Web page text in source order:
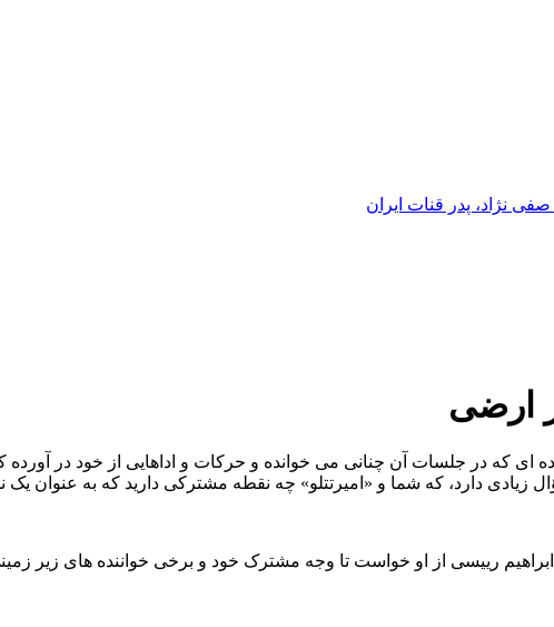
نژاد، پدر قنات ایران
ارضی
ای که در جلسات آن چنانی می خوانده و حرکات و اداهایی از خود در
دارد، که شما و «امیرتتلو» چه نقطه مشترکی دارید که به عنوان یک
رییسی از او خواست تا وجه مشترک خود و برخی خواننده های زیر